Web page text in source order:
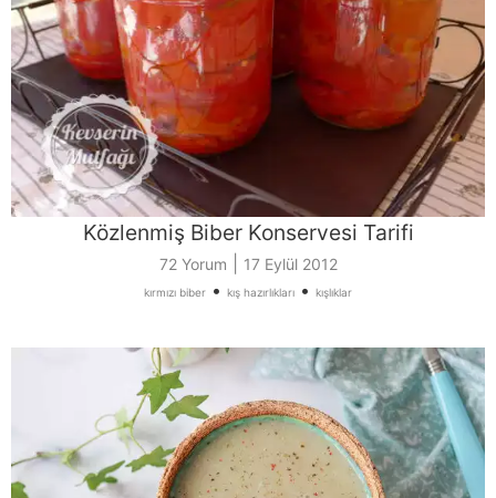
Közlenmiş Biber Konservesi Tarifi
72 Yorum 17 Eylül 2012
kırmızı biber • kış hazırlıkları • kışlıklar